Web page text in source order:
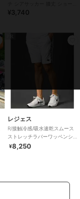
パンツ 涼しい 短パン ゴムウエ
¥3,740
レジェス
R/接触冷感/吸水速乾スムース
ストレッチラバーワッペンシ
ョートパンツ
¥8,250